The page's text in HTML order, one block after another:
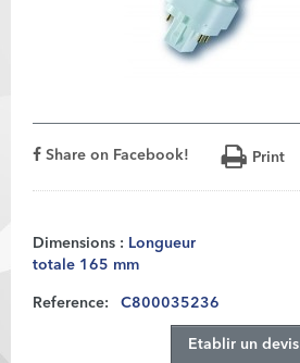
Share on Facebook! Print
Dimensions : Longueur
totale 165 mm
Reference: C800035236
Etablir un devis